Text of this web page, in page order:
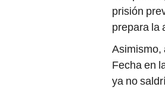
prisión
prepara la
Asimismo,
Fecha en
ya no